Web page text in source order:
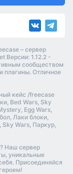
– сервер
Версии: 1.12.2 -
сообществом
плагины. Отличное
кейс /freecase
Bed Wars, Sky
Egg Wars,
Лаки блоки,
Sky Wars, Паркур,
Наш сервер
уникальные
Присоединяйся